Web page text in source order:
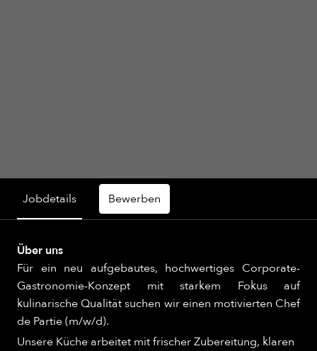
Jobdetails Bewerben
Über uns
Für ein neu aufgebautes, hochwertiges Corporate-
Gastronomie-Konzept mit starkem Fokus auf
kulinarische Qualität suchen wir einen motivierten Chef
de Partie (m/w/d).
Unsere Küche arbeitet mit frischer Zubereitung, klaren